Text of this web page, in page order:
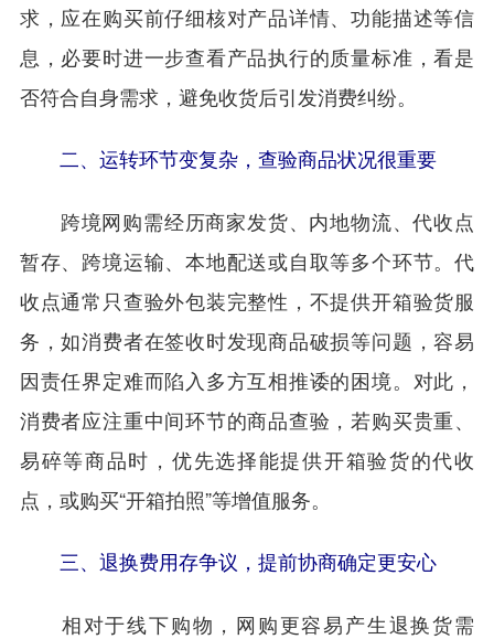
求，应在购买前仔细核对产品详情、功能描述等信
息，必要时进一步查看产品执行的质量标准，看是
否符合自身需求，避免收货后引发消费纠纷。
二、运转环节变复杂，查验商品状况很重要
跨境网购需经历商家发货、内地物流、代收点
暂存、跨境运输、本地配送或自取等多个环节。代
收点通常只查验外包装完整性，不提供开箱验货服
务，如消费者在签收时发现商品破损等问题，容易
因责任界定难而陷入多方互相推诿的困境。对此，
消费者应注重中间环节的商品查验，若购买贵重、
易碎等商品时，优先选择能提供开箱验货的代收
点，或购买“开箱拍照”等增值服务。
三、退换费用存争议，提前协商确定更安心
相对于线下购物，网购更容易产生退换货需